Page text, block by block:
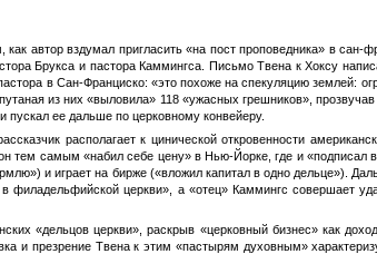
автор вздумал пригласить «на пост проповедника» в сан-
Брукса и пастора Каммингса. Письмо Твена к Хоксу
в Сан-Франциско: «это похоже на спекуляцию
из них «выловила» 118 «ужасных грешников»,
ее дальше по церковному конвейеру.
располагает к цинической откровенности
тем самым «набил себе цену» в Нью-Йорке, где и «подписал
и играет на бирже («вложил капитал в одно дельце»).
филадельфийской церкви», а «отец» Каммингс совершает
«дельцов церкви», раскрыв «церковный бизнес» как
и презрение Твена к этим «пастырям духовным»